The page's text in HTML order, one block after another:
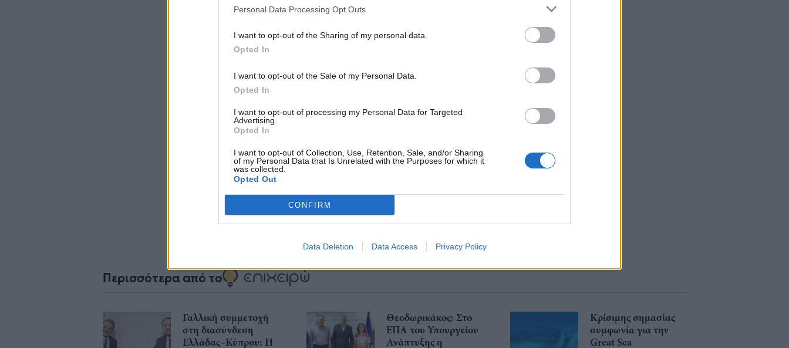
Personal Data Processing Opt Outs
I want to opt-out of the Sharing of my personal data.
Opted In
I want to opt-out of the Sale of my Personal Data.
Opted In
I want to opt-out of processing my Personal Data for Targeted
Advertising.
Opted In
I want to opt-out of Collection, Use, Retention, Sale, and/or Sharing
of my Personal Data that Is Unrelated with the Purposes for which it
was collected.
Opted Out
CONFIRM
Data Deletion Data Access Privacy Policy
Δείτε όλες τις τελευταίες
Σχολιάστε
Περισσότερα από το
Γαλλική συμμετοχή
στη διασύνδεση
Ελλάδας–Κύπρου: Η
Θεοδωρικάκος: Στο
ΕΠΑ του Υπουργείου
Ανάπτυξης η
Κρίσιμης σημασίας
συμφωνία για την
Great Sea